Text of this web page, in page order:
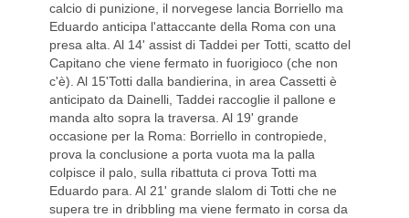
calcio di punizione, il norvegese lancia Borriello ma
Eduardo anticipa l'attaccante della Roma con una
presa alta. Al 14' assist di Taddei per Totti, scatto del
Capitano che viene fermato in fuorigioco (che non
c'è). Al 15'Totti dalla bandierina, in area Cassetti è
anticipato da Dainelli, Taddei raccoglie il pallone e
manda alto sopra la traversa. Al 19' grande
occasione per la Roma: Borriello in contropiede,
prova la conclusione a porta vuota ma la palla
colpisce il palo, sulla ribattuta ci prova Totti ma
Eduardo para. Al 21' grande slalom di Totti che ne
supera tre in dribbling ma viene fermato in corsa da